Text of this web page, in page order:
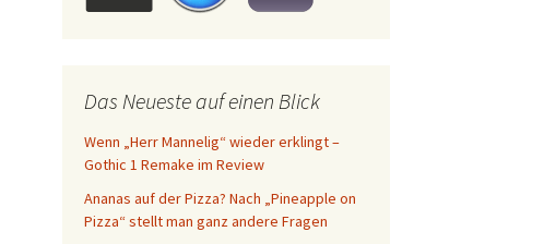
Das Neueste auf einen Blick
Wenn „Herr Mannelig“ wieder erklingt –
Gothic 1 Remake im Review
Ananas auf der Pizza? Nach „Pineapple on
Pizza“ stellt man ganz andere Fragen